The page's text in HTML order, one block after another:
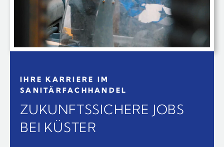
IHRE KARRIERE IM
SANITÄRFACHHANDEL
ZUKUNFTSSICHERE JOBS
BEI KÜSTER